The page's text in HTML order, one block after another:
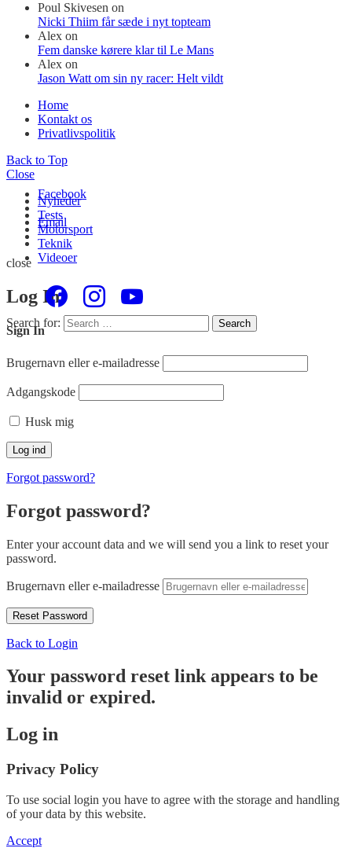
Poul Skivesen on
Nicki Thiim får sæde i nyt topteam
Alex on
Fem danske kørere klar til Le Mans
Alex on
Jason Watt om sin ny racer: Helt vildt
Home
Kontakt os
Privatlivspolitik
Back to Top
Close
Nyheder
Tests
Motorsport
Teknik
Videoer
Search for: Search
Facebook
Email
close
Log In
Sign In
Brugernavn eller e-mailadresse
Adgangskode
Husk mig
Forgot password?
Forgot password?
Enter your account data and we will send you a link to reset your
password.
Brugernavn eller e-mailadresse
Back to Login
Your password reset link appears to be
invalid or expired.
Log in
Privacy Policy
To use social login you have to agree with the storage and handling
of your data by this website.
Accept